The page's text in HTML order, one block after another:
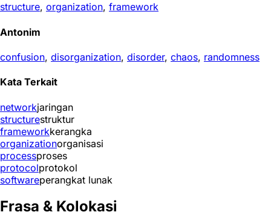
structure, organization, framework
Antonim
confusion, disorganization, disorder, chaos, randomness
Kata Terkait
networkjaringan
structurestruktur
frameworkkerangka
organizationorganisasi
processproses
protocolprotokol
softwareperangkat lunak
Frasa & Kolokasi